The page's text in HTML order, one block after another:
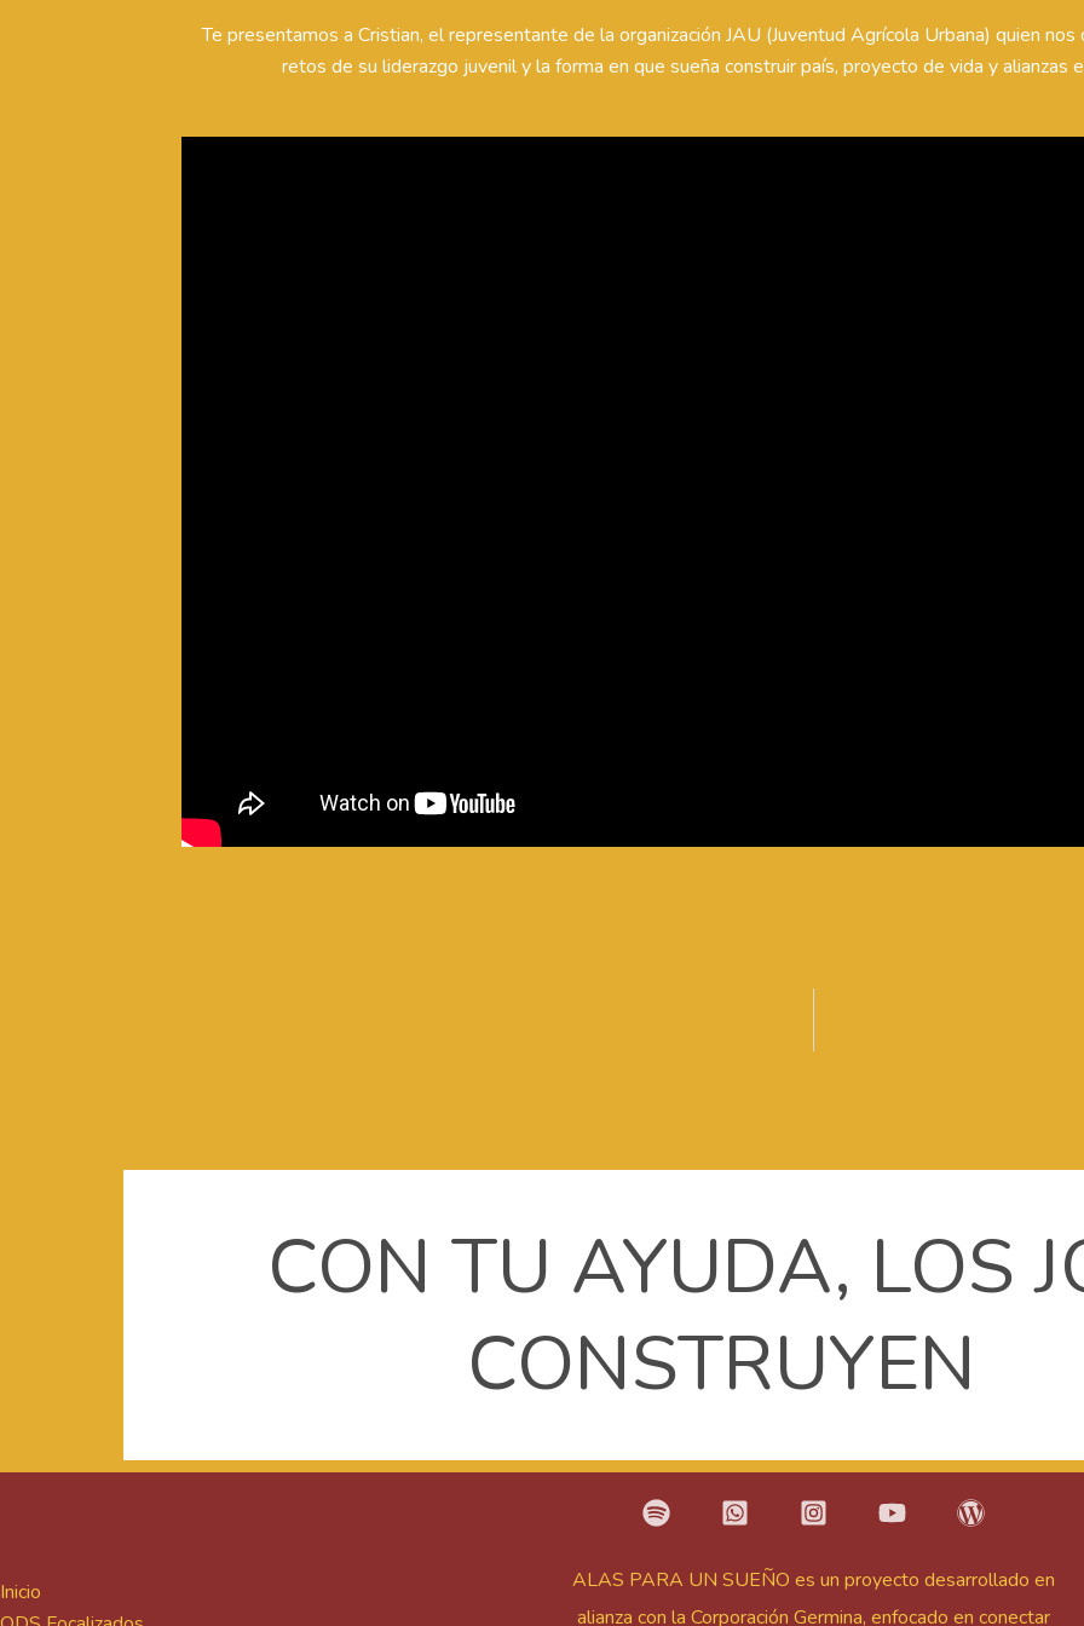
Te presentamos a Cristian, el representante de la organización JAU (Juventud Agrícola Urbana) quien
retos de su liderazgo juvenil y la forma en que sueña construir país, proyecto de vida y alianzas
CON TU AYUDA, LOS
CONSTRUYEN
Inicio
ALAS PARA UN SUEÑO es un proyecto desarrollado en
alianza con la Corporación Germina, enfocado en conectar